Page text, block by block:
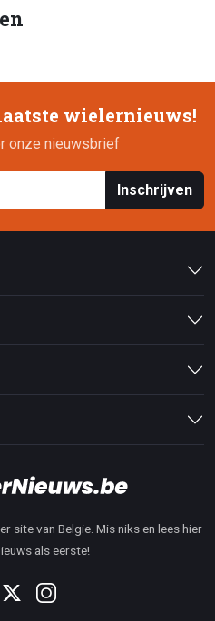
wielernieuws!
onze nieuwsbrief
Inschrijven
site van Belgie. Mis niks en lees hier
als eerste!